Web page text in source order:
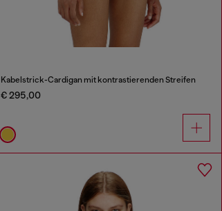
Kabelstrick-Cardigan mit kontrastierenden Streifen
€ 295,00